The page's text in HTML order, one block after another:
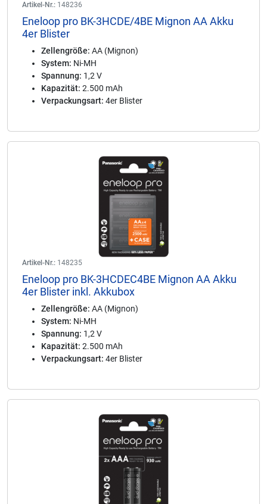
Artikel-Nr.: 148236
Eneloop pro BK-3HCDE/4BE Mignon AA Akku
4er Blister
Zellengröße: AA (Mignon)
System: Ni-MH
Spannung: 1,2 V
Kapazität: 2.500 mAh
Verpackungsart: 4er Blister
Artikel-Nr.: 148235
Eneloop pro BK-3HCDEC4BE Mignon AA Akku
4er Blister inkl. Akkubox
Zellengröße: AA (Mignon)
System: Ni-MH
Spannung: 1,2 V
Kapazität: 2.500 mAh
Verpackungsart: 4er Blister